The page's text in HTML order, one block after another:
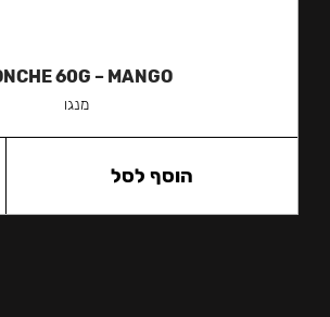
60G – MANGO
מנגו
הוסף לסל